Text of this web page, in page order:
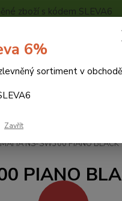
zboží s kódem SLEVA6
Hledat
NS-SW300 PIANO BLACK
PIANO
6%
sortiment v
Zavřít